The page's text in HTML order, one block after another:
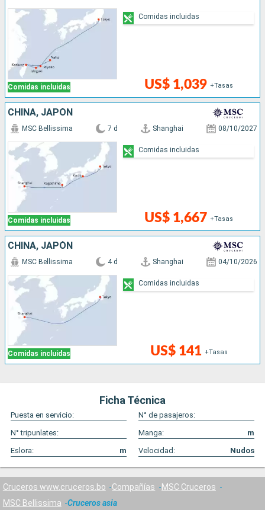
Comidas incluidas US$ 1,039 +Tasas
Comidas incluidas
CHINA, JAPÓN
Comidas incluidas
MSC Bellissima 7 d Shanghai 08/10/2027
US$ 1,667 +Tasas
Comidas incluidas
CHINA, JAPÓN
Comidas incluidas
MSC Bellissima 4 d Shanghai 04/10/2026
US$ 141 +Tasas
Comidas incluidas
Ficha Técnica
Puesta en servicio:
N° de pasajeros:
N° tripunlates:
Manga:
m
Eslora:
m Velocidad: Nudos
Cruceros www.cruceros.bo Compañías
MSC Cruceros
MSC Bellissima
Cruceros asia